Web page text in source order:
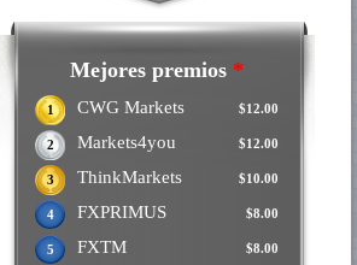
Mejores premios *
$12.00
1 CWG Markets
$12.00
2 Markets4you
$10.00
3 ThinkMarkets
$8.00
4 FXPRIMUS
$8.00
5 FXTM